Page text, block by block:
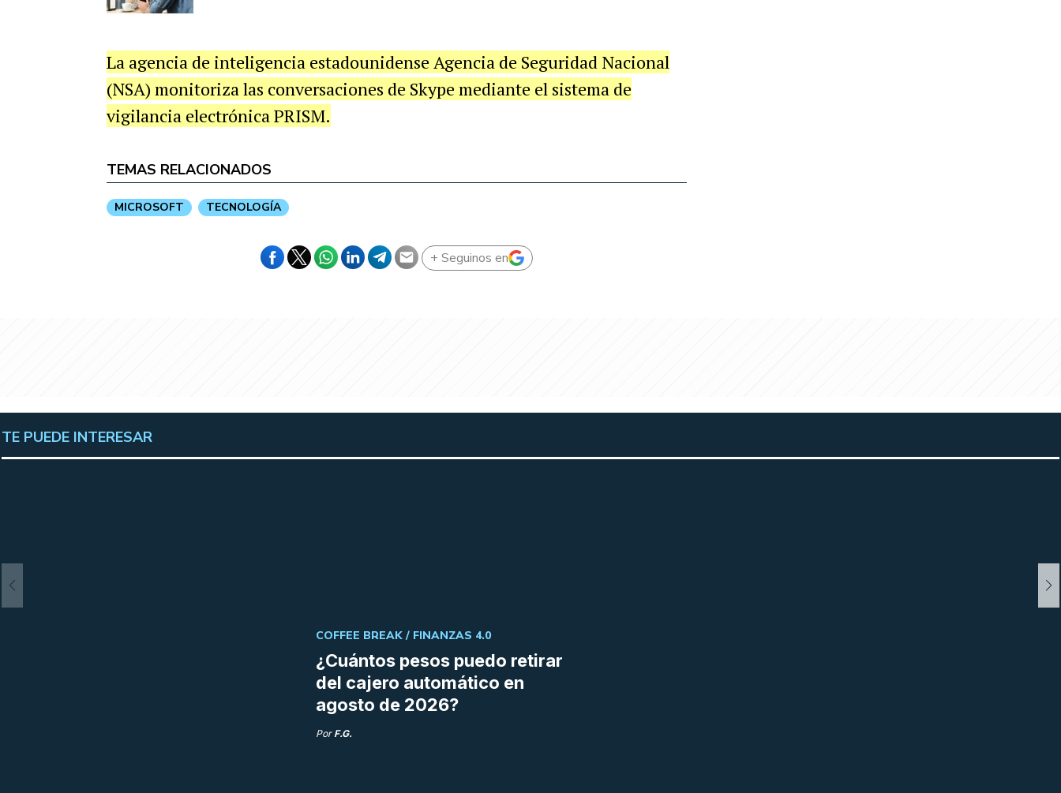
La agencia de inteligencia estadounidense Agencia de Seguridad Nacional
(NSA) monitoriza las conversaciones de Skype mediante el sistema de
vigilancia electrónica PRISM.
TEMAS RELACIONADOS
MICROSOFT TECNOLOGÍA
+ Seguinos en
TE PUEDE INTERESAR
¿Cuántos pesos puedo retirar
del cajero automático en
agosto de 2026?
COFFEE BREAK / FINANZAS 4.0
Por F.G.